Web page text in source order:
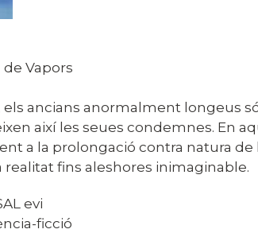
Vapors
ancians anormalment longeus
així les seues condemnes. En
a la prolongació contra natura
fins aleshores inimaginable.
evi
ficció